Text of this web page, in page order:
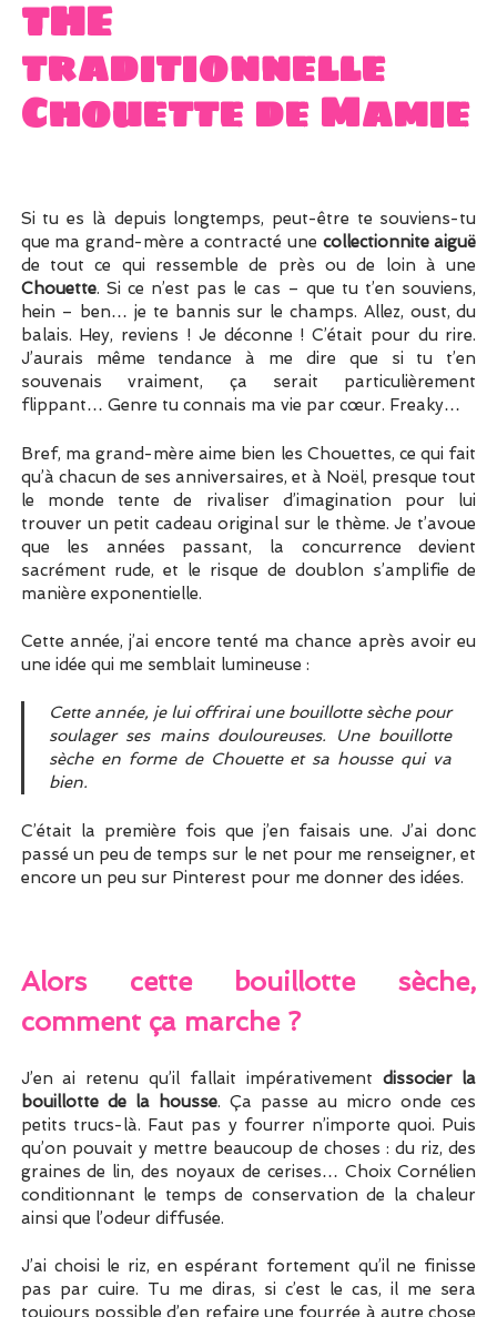
THE
traditionnelle
Chouette de Mamie
Si tu es là depuis longtemps, peut-être te souviens-tu
que ma grand-mère a contracté une collectionnite aiguë
de tout ce qui ressemble de près ou de loin à une
Chouette. Si ce n’est pas le cas – que tu t’en souviens,
hein – ben… je te bannis sur le champs. Allez, oust, du
balais. Hey, reviens ! Je déconne ! C’était pour du rire.
J’aurais même tendance à me dire que si tu t’en
souvenais vraiment, ça serait particulièrement
flippant… Genre tu connais ma vie par cœur. Freaky…
Bref, ma grand-mère aime bien les Chouettes, ce qui fait
qu’à chacun de ses anniversaires, et à Noël, presque tout
le monde tente de rivaliser d’imagination pour lui
trouver un petit cadeau original sur le thème. Je t’avoue
que les années passant, la concurrence devient
sacrément rude, et le risque de doublon s’amplifie de
manière exponentielle.
Cette année, j’ai encore tenté ma chance après avoir eu
une idée qui me semblait lumineuse :
Cette année, je lui offrirai une bouillotte sèche pour
soulager ses mains douloureuses. Une bouillotte
sèche en forme de Chouette et sa housse qui va
bien.
C’était la première fois que j’en faisais une. J’ai donc
passé un peu de temps sur le net pour me renseigner, et
encore un peu sur Pinterest pour me donner des idées.
Alors cette bouillotte sèche,
comment ça marche ?
J’en ai retenu qu’il fallait impérativement dissocier la
bouillotte de la housse. Ça passe au micro onde ces
petits trucs-là. Faut pas y fourrer n’importe quoi. Puis
qu’on pouvait y mettre beaucoup de choses : du riz, des
graines de lin, des noyaux de cerises… Choix Cornélien
conditionnant le temps de conservation de la chaleur
ainsi que l’odeur diffusée.
J’ai choisi le riz, en espérant fortement qu’il ne finisse
pas par cuire. Tu me diras, si c’est le cas, il me sera
toujours possible d’en refaire une fourrée à autre chose